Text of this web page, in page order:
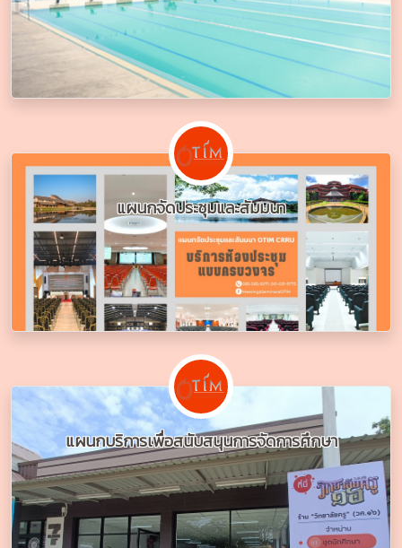
แผนกจัดประชุมและสัมมนา
แผนกบริการเพื่อสนับสนุนการจัดการศึกษา